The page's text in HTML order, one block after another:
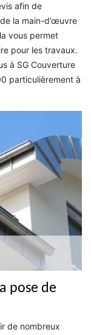
afin de
la main-d’œuvre
vous permet
pour les travaux.
à SG Couverture
particulièrement à
pose de
de nombreux